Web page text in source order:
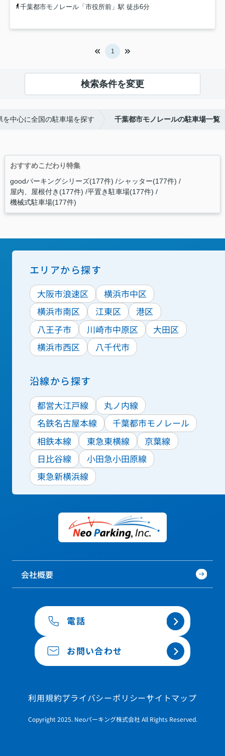
千葉都市モノレール「市役所前」駅 徒歩6分
1
検索条件を変更
中心に全国の駐車場を探す 千葉都市モノレールの駐車場一覧
おすすめこだわり特集
goodパーキングシリーズ(177件) シャッター(177件)
屋内、屋根付き(177件) 平置き駐車場(177件)
機械式駐車場(177件)
エリアから探す
大阪市浪速区
横浜市中区
横浜市南区
江東区
港区
八王子市
川崎市中原区
大田区
横浜市西区
八千代市
沿線から探す
都営大江戸線
丸ノ内線
名鉄名古屋本線
千葉都市モノレール
相鉄本線
東急東横線
京葉線
日比谷線
小田急小田原線
東急新横浜線
会社概要
電話
お問い合わせ
利用規約プライバシーポリシーサイトマップ
Copyright 2025. Neoパーキング株式会社 All Rights Reserved.